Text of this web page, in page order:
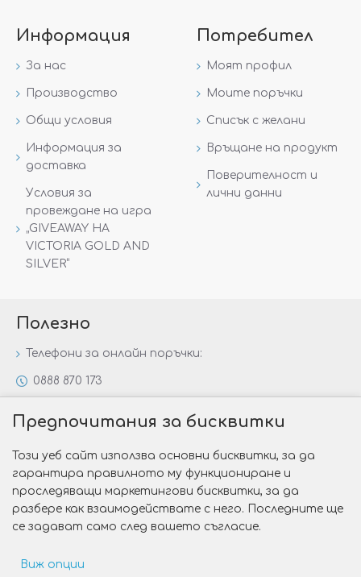
Информация
За нас
Производство
Общи условия
Информация за
доставка
Условия за
провеждане на игра
„GIVEAWAY НА
VICTORIA GOLD AND
SILVER“
Потребител
Моят профил
Моите поръчки
Списък с желани
Връщане на продукт
Поверителност и
лични данни
Полезно
Телефони за онлайн поръчки:
0888 870 173
Специални предложения
Защо да изберете Victoria Gold&Silver?
Как да изберем годежен пръстен?
Предпочитания за бисквитки
Този уеб сайт използва основни бисквитки, за да
гарантира правилното му функциониране и
проследяващи маркетингови бисквитки, за да
разбере как взаимодействате с него. Последните ще
се задават само след вашето съгласие.
Виж опции